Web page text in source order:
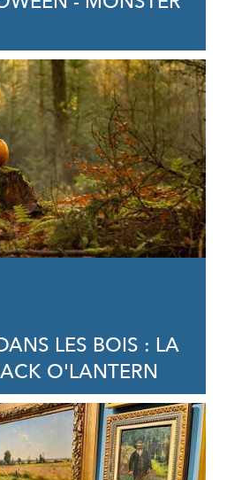
LES BOIS : LA
O'LANTERN